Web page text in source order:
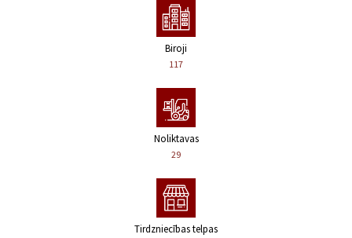
Biroji
117
Noliktavas
29
Tirdzniecības telpas